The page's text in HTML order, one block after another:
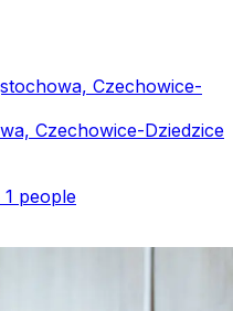
Czechowice-
Czechowice-Dziedzice
people